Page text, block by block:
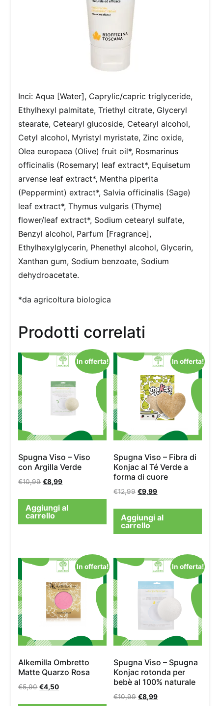
Inci: Aqua [Water], Caprylic/capric triglyceride,
Ethylhexyl palmitate, Triethyl citrate, Glyceryl
stearate, Cetearyl glucoside, Cetearyl alcohol,
Cetyl alcohol, Myristyl myristate, Zinc oxide,
Olea europaea (Olive) fruit oil*, Rosmarinus
officinalis (Rosemary) leaf extract*, Equisetum
arvense leaf extract*, Mentha piperita
(Peppermint) extract*, Salvia officinalis (Sage)
leaf extract*, Thymus vulgaris (Thyme)
flower/leaf extract*, Sodium cetearyl sulfate,
Benzyl alcohol, Parfum [Fragrance],
Ethylhexylglycerin, Phenethyl alcohol, Glycerin,
Xanthan gum, Sodium benzoate, Sodium
dehydroacetate.
*da agricoltura biologica
Prodotti correlati
In offerta!
Spugna Viso – Viso
con Argilla Verde
€10,99 €8,99
Aggiungi al
carrello
In offerta!
Spugna Viso – Fibra di
Konjac al Té Verde a
forma di cuore
€12,99 €9,99
Aggiungi al
carrello
In offerta!
Alkemilla Ombretto
Matte Quarzo Rosa
€5,90 €4,50
In offerta!
Spugna Viso – Spugna
Konjac rotonda per
bebè al 100% naturale
€10,99 €8,99